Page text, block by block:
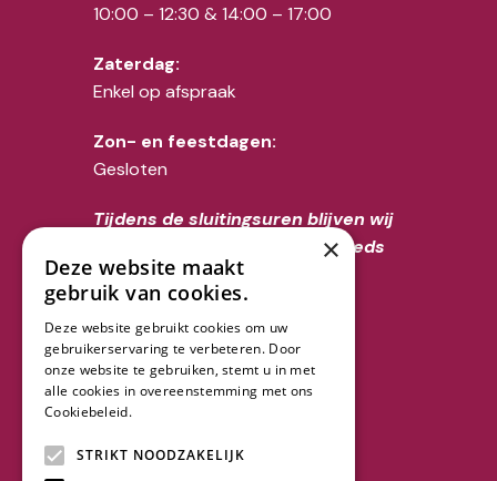
10:00 – 12:30 & 14:00 – 17:00
Zaterdag:
Enkel op afspraak
Zon- en feestdagen:
Gesloten
Tijdens de sluitingsuren blijven wij
voor overlijdens uiteraard steeds
telefonisch bereikbaar op het
nummer 02/356.52.70
Volg ons
×
Deze website maakt
gebruik van cookies.
Deze website gebruikt cookies om uw
gebruikerservaring te verbeteren. Door
onze website te gebruiken, stemt u in met
alle cookies in overeenstemming met ons
Cookiebeleid.
STRIKT NOODZAKELIJK